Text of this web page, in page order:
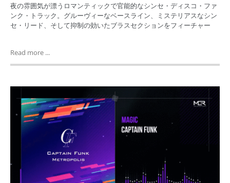
夜の雰囲気が漂うロマンティックで官能的なシンセ・ディスコ・ファ
ンク・トラック。グルーヴィーなベースライン、ミステリアスなシン
セ・リード、そして抑制の効いたブラスセクションをフィーチャー
Read more ...